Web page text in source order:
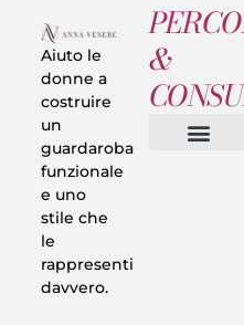
Aiuto le
donne a
costruire
un
guardaroba
funzionale
e uno
stile che
le
rappresenti
davvero.
&